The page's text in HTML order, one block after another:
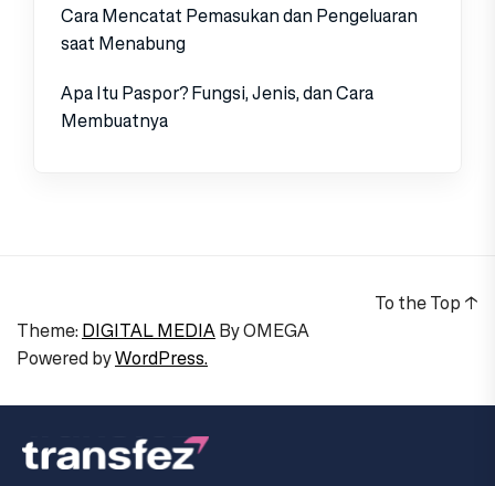
Cara Mencatat Pemasukan dan Pengeluaran
saat Menabung
Apa Itu Paspor? Fungsi, Jenis, dan Cara
Membuatnya
Theme: DIGITAL MEDIAByOMEGA
Powered byWordPress.
To the Top ↑